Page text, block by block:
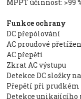
MPPT účinnost: >99
Funkce ochrany
DC přepólování
AC proudové
AC přepětí
Zkrat AC výstupu
Detekce DC složky
Přepětí při prudkém
Detekce unikajícího